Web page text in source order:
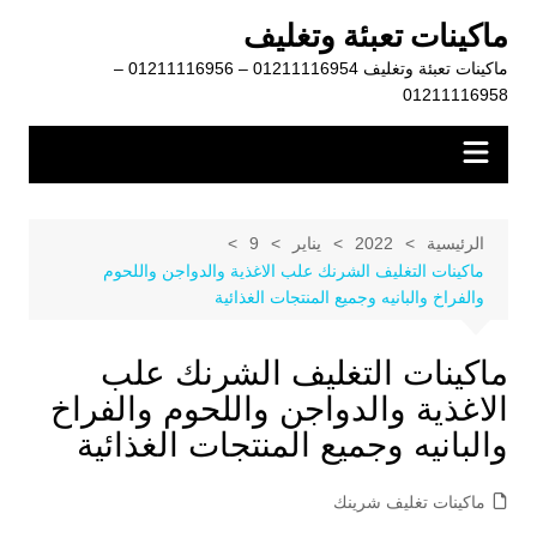
المحتوى
ماكينات تعبئة وتغليف
ماكينات تعبئة وتغليف 01211116954 – 01211116956 –
01211116958
الرئيسية 2022 يناير
9
ماكينات التغليف الشرنك علب الاغذية والدواجن واللحوم
والفراخ والبانيه وجميع المنتجات الغذائية
ماكينات التغليف الشرنك علب
الاغذية والدواجن واللحوم والفراخ
والبانيه وجميع المنتجات الغذائية
ماكينات تغليف شرينك